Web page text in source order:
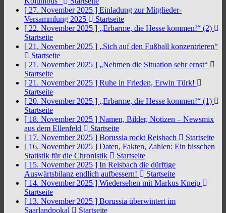
[ 27. November 2025 ] Einladung zur Mitglieder-
Versammlung 2025
Startseite
[ 22. November 2025 ] „Erbarme, die Hesse kommen!“ (2)
Startseite
[ 21. November 2025 ] „Sich auf den Fußball konzentrieren“
Startseite
[ 21. November 2025 ] „Nehmen die Situation sehr ernst“
Startseite
[ 21. November 2025 ] Ruhe in Frieden, Erwin Türk!
Startseite
[ 20. November 2025 ] „Erbarme, die Hesse kommen!“ (1)
Startseite
[ 18. November 2025 ] Namen, Bilder, Notizen – Newsmix
aus dem Ellenfeld
Startseite
[ 17. November 2025 ] Borussia rockt Reisbach
Startseite
[ 16. November 2025 ] Daten, Fakten, Zahlen: Ein bisschen
Statistik für die Chronistik
Startseite
[ 15. November 2025 ] In Reisbach die dürftige
Auswärtsbilanz endlich aufbessern!
Startseite
[ 14. November 2025 ] Wiedersehen mit Markus Kneip
Startseite
[ 13. November 2025 ] Borussia überwintert im
Saarlandpokal
Startseite